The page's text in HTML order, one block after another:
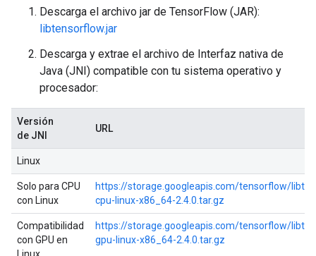
Descarga el archivo jar de TensorFlow (JAR):
libtensorflow.jar
Descarga y extrae el archivo de Interfaz nativa de
Java (JNI) compatible con tu sistema operativo y
procesador:
Versión
de JNI
URL
Linux
Solo para CPU
con Linux
https://storage.googleapis.com/tensorflow/
cpu-linux-x86_64-2.4.0.tar.gz
Compatibilidad
con GPU en
https://storage.googleapis.com/tensorflow/
gpu-linux-x86_64-2.4.0.tar.gz